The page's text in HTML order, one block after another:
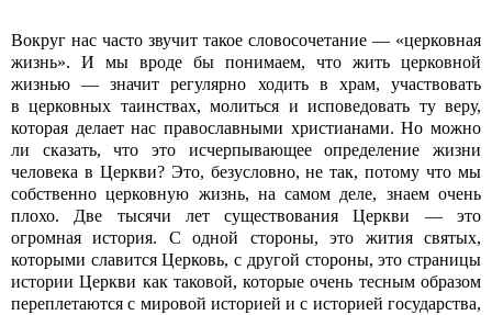
Вокруг нас часто звучит такое словосочетание — «церковная
жизнь». И мы вроде бы понимаем, что жить церковной
жизнью — значит регулярно ходить в храм, участвовать
в церковных таинствах, молиться и исповедовать ту веру,
которая делает нас православными христианами. Но можно
ли сказать, что это исчерпывающее определение жизни
человека в Церкви? Это, безусловно, не так, потому что мы
собственно церковную жизнь, на самом деле, знаем очень
плохо. Две тысячи лет существования Церкви — это
огромная история. С одной стороны, это жития святых,
которыми славится Церковь, с другой стороны, это страницы
истории Церкви как таковой, которые очень тесным образом
переплетаются с мировой историей и с историей государства,